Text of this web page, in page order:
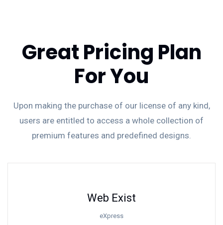
Great Pricing Plan
For You
Upon making the purchase of our license of any kind,
users are entitled to access a whole collection of
premium features and predefined designs.
Web Exist
eXpress